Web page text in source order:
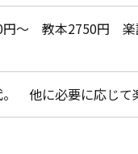
～ 教本2750円 楽
他に必要に応じて